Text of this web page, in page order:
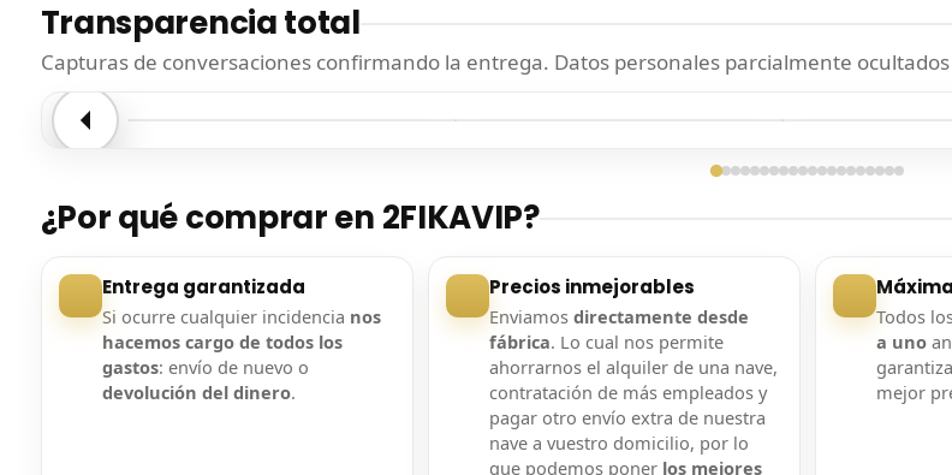
Transparencia total
Capturas de conversaciones confirmando la entrega. Datos personales parcialmente
¿Por qué comprar en 2FIKAVIP?
Entrega garantizada
Si ocurre cualquier incidencia nos
hacemos cargo de todos los
gastos: envío de nuevo o
devolución del dinero.
Precios inmejorables
Enviamos directamente desde
fábrica. Lo cual nos permite
ahorrarnos el alquiler de una nave,
contratación de más empleados y
pagar otro envío extra de nuestra
nave a vuestro domicilio, por lo
que podemos poner los mejores
Todos
a uno
mejor